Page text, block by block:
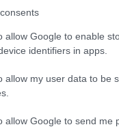
allow Google to enable
identifiers in apps.
allow my user data to be
allow Google to send me
telefoni
che, stando
stata l’unica
assistiti dagli